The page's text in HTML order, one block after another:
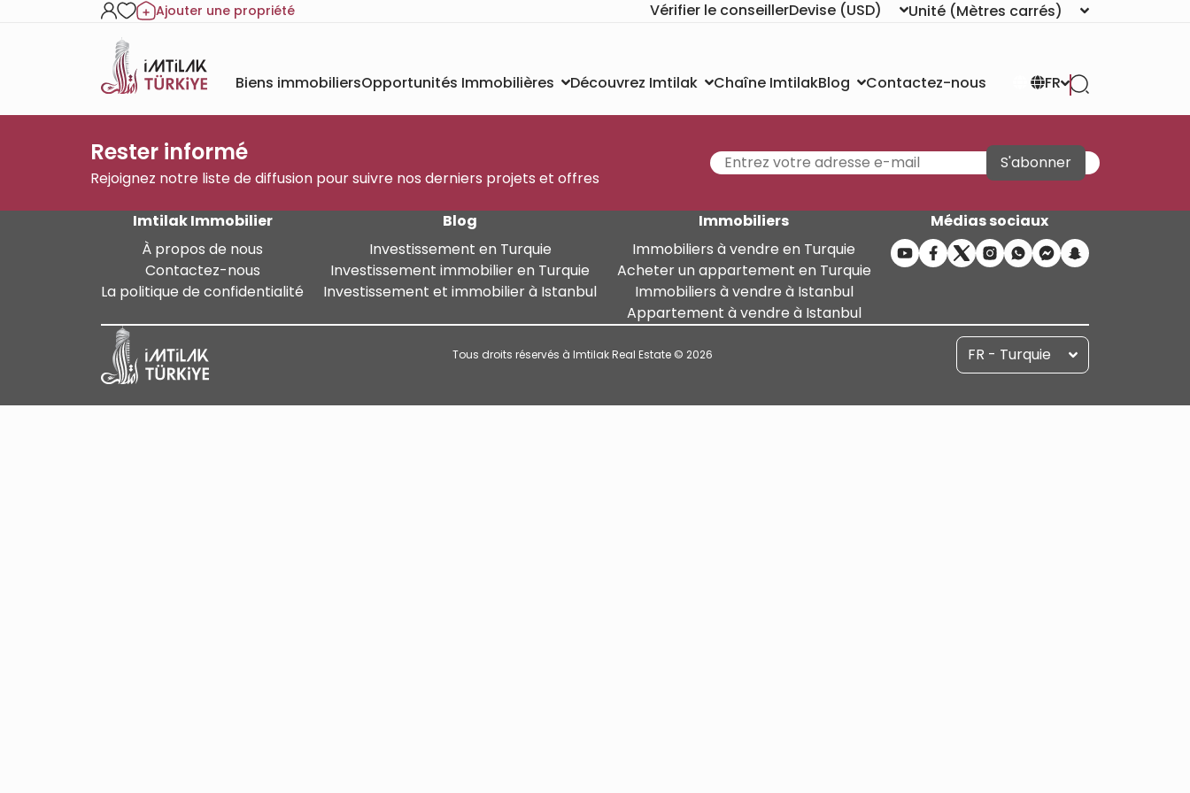
Ajouter une propriété Vérifier le conseillerDevise (USD) Unité (Mètres carrés)
Biens immobiliersOpportunités Immobilières Découvrez Imtilak Chaîne ImtilakBlog Contactez-nous FR
Rester informé
Rejoignez notre liste de diffusion pour suivre nos derniers projets et offres
S'abonner
Imtilak Immobilier
À propos de nous
Contactez-nous
La politique de confidentialité
Blog
Investissement en Turquie
Investissement immobilier en Turquie
Investissement et immobilier à Istanbul
Immobiliers
Immobiliers à vendre en Turquie
Acheter un appartement en Turquie
Immobiliers à vendre à Istanbul
Appartement à vendre à Istanbul
Médias sociaux
Tous droits réservés à Imtilak Real Estate © 2026 FR - Turquie